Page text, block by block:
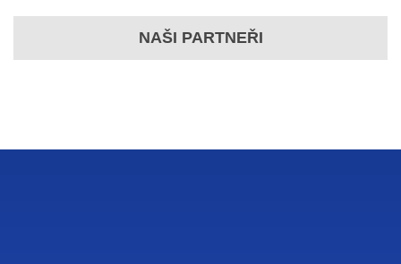
NAŠI PARTNEŘI